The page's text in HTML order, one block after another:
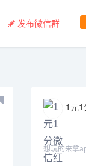
发布微信群
1元
想玩的来拿
【tt120590